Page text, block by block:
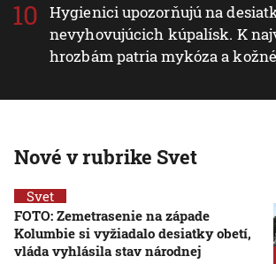
Hygienici upozorňujú na
nevyhovujúcich kúpalísk. K
hrozbám patria mykóza a
Nové v rubrike Svet
Svet
FOTO: Zemetrasenie na západe
Kolumbie si vyžiadalo desiatky obetí,
vláda vyhlásila stav národnej